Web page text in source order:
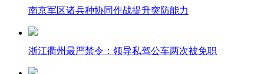
南京军区诸兵种协同作战提升突防能力
浙江衢州最严禁令：领导私驾公车两次被免职